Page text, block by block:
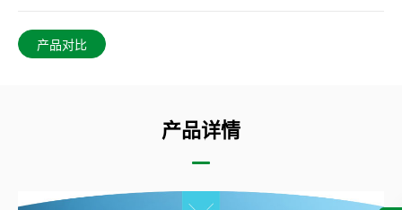
产品对比
产品详情